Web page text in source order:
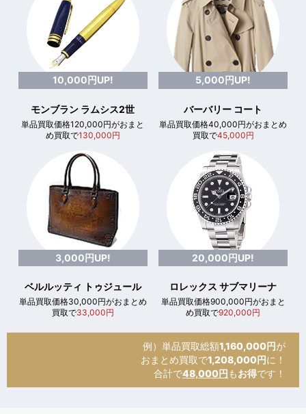
10,000円UP!
モンブラン ラムシス2世
単品買取価格120,000円がおまと
め買取で130,000円
5,000円UP!
バーバリー コート
単品買取価格40,000円がおまとめ
買取で45,000円
3,000円UP!
ベルルッティ トゥジュール
単品買取価格30,000円がおまとめ
買取で33,000円
20,000円UP!
ロレックス サブマリーナ
単品買取価格900,000円がおまと
め買取で920,000円
例）単品買取総額1,160,000円が
おまとめ買取で1,208,000円に！
合計で48,000円 もお得です！